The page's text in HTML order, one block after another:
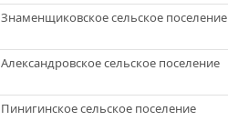
Знаменщиковское сельское поселение
Александровское сельское поселение
Пинигинское сельское поселение